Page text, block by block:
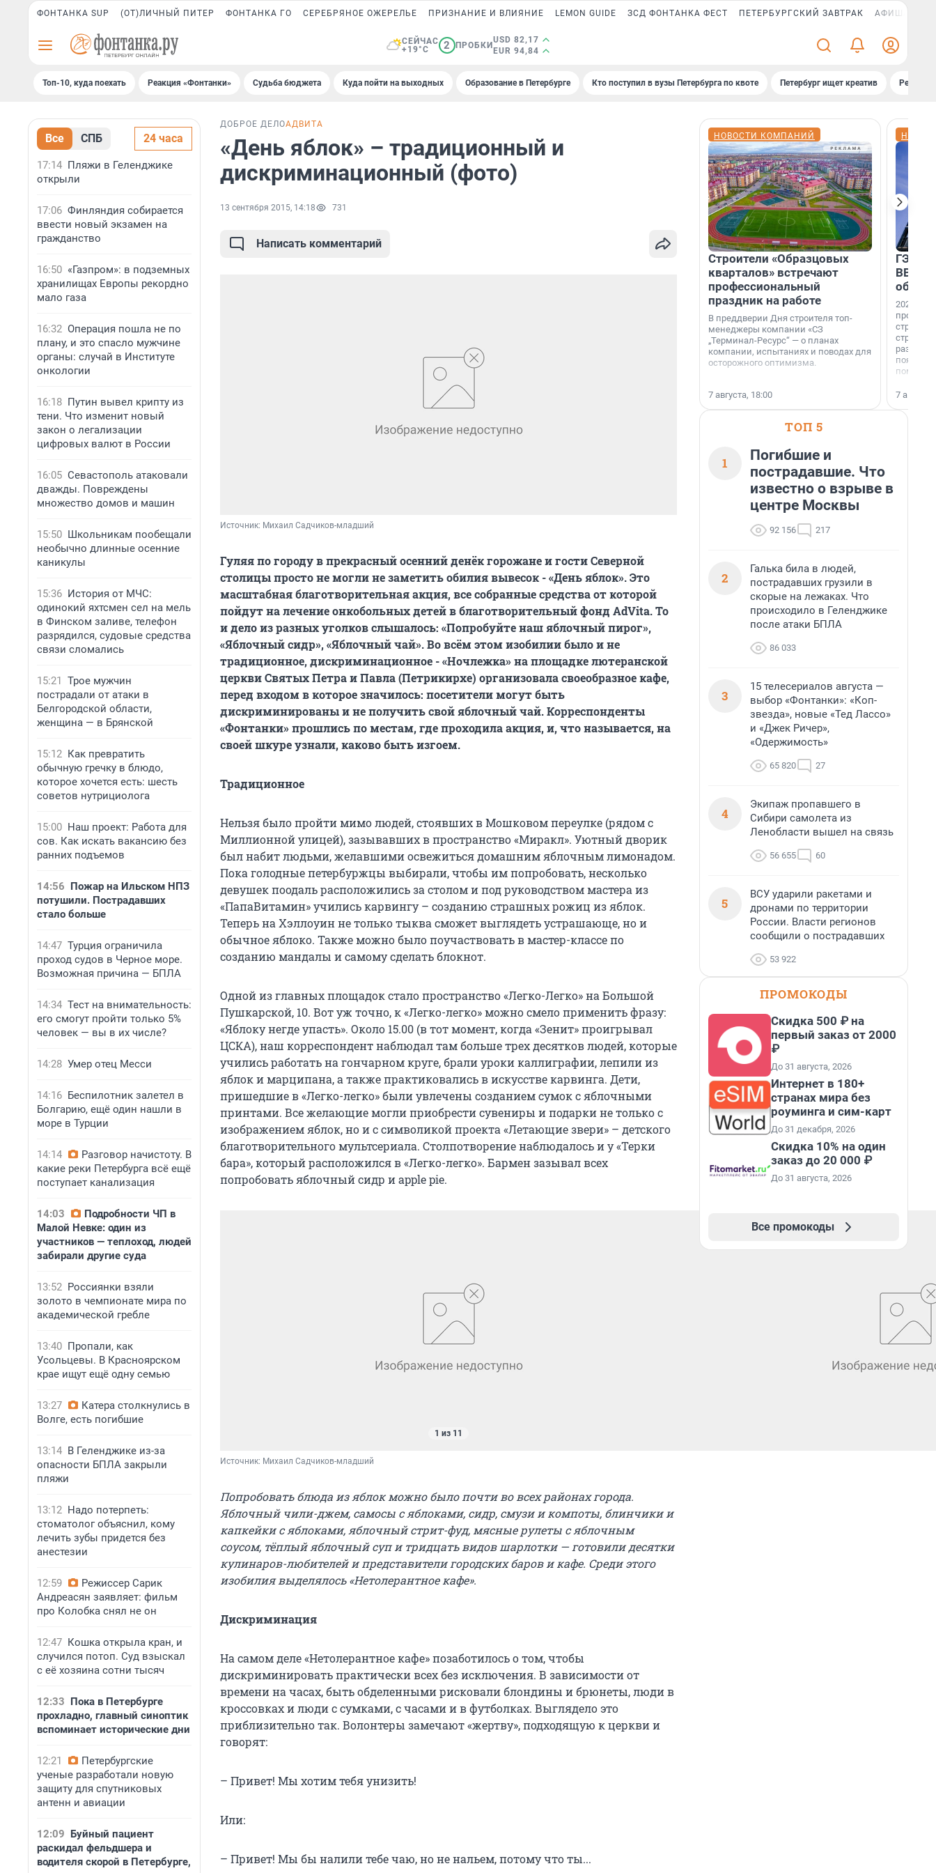
ФОНТАНКА SUP (ОТ)ЛИЧНЫЙ ПИТЕР ФОНТАНКА ГО СЕРЕБРЯНОЕ ОЖЕРЕЛЬЕ ПРИЗНАНИЕ И ВЛИЯНИЕ LEMON GUIDE ЗСД ФОНТАНКА ФЕСТ ПЕТЕРБУРГСКИЙ ЗАВТРАК АФИША PLUS
СЕЙЧАС
+19°C
2 ПРОБКИ
USD 82,17
EUR 94,84
Топ-10, куда поехать Реакция «Фонтанки» Судьба бюджета Куда пойти на выходных Образование в Петербурге Кто поступил в вузы Петербурга по квоте Петербург ищет креатив
Все СПБ 24 часа
17:14 Пляжи в Геленджике
открыли
17:06 Финляндия собирается
ввести новый экзамен на
гражданство
16:50 «Газпром»: в подземных
хранилищах Европы рекордно
мало газа
16:32 Операция пошла не по
плану, и это спасло мужчине
органы: случай в Институте
онкологии
16:18 Путин вывел крипту из
тени. Что изменит новый
закон о легализации
цифровых валют в России
16:05 Севастополь атаковали
дважды. Повреждены
множество домов и машин
15:50 Школьникам пообещали
необычно длинные осенние
каникулы
15:36 История от МЧС:
одинокий яхтсмен сел на мель
в Финском заливе, телефон
разрядился, судовые средства
связи сломались
15:21 Трое мужчин
пострадали от атаки в
Белгородской области,
женщина — в Брянской
15:12 Как превратить
обычную гречку в блюдо,
которое хочется есть: шесть
советов нутрициолога
15:00 Наш проект: Работа для
сов. Как искать вакансию без
ранних подъемов
14:56 Пожар на Ильском НПЗ
потушили. Пострадавших
стало больше
14:47 Турция ограничила
проход судов в Черное море.
Возможная причина — БПЛА
14:34 Тест на внимательность:
его смогут пройти только 5%
человек — вы в их числе?
14:28 Умер отец Месси
14:16 Беспилотник залетел в
Болгарию, ещё один нашли в
море в Турции
14:14
Разговор начистоту. В
какие реки Петербурга всё ещё
поступает канализация
14:03
Подробности ЧП в
Малой Невке: один из
участников — теплоход, людей
забирали другие суда
13:52 Россиянки взяли
золото в чемпионате мира по
академической гребле
13:40 Пропали, как
Усольцевы. В Красноярском
крае ищут ещё одну семью
13:27
Катера столкнулись в
Волге, есть погибшие
13:14 В Геленджике из-за
опасности БПЛА закрыли
пляжи
13:12 Надо потерпеть:
стоматолог объяснил, кому
лечить зубы придется без
анестезии
12:59
Режиссер Сарик
Андреасян заявляет: фильм
про Колобка снял не он
12:47 Кошка открыла кран, и
случился потоп. Суд взыскал
с её хозяина сотни тысяч
12:33 Пока в Петербурге
прохладно, главный синоптик
вспоминает исторические дни
12:21
Петербургские
ученые разработали новую
защиту для спутниковых
антенн и авиации
12:09 Буйный пациент
раскидал фельдшера и
водителя скорой в Петербурге,
ДОБРОЕ ДЕЛОАДВИТА
«День яблок» – традиционный и
дискриминационный (фото)
13 сентября 2015, 14:18 731
Написать комментарий
Источник: Михаил Садчиков-младший
Гуляя по городу в прекрасный осенний денёк горожане и гости Северной
столицы просто не могли не заметить обилия вывесок - «День яблок». Это
масштабная благотворительная акция, все собранные средства от которой
пойдут на лечение онкобольных детей в благотворительный фонд AdVita. То
и дело из разных уголков слышалось: «Попробуйте наш яблочный пирог»,
«Яблочный сидр», «Яблочный чай». Во всём этом изобилии было и не
традиционное, дискриминационное - «Ночлежка» на площадке лютеранской
церкви Святых Петра и Павла (Петрикирхе) организовала своеобразное кафе,
перед входом в которое значилось: посетители могут быть
дискриминированы и не получить свой яблочный чай. Корреспонденты
«Фонтанки» прошлись по местам, где проходила акция, и, что называется, на
своей шкуре узнали, каково быть изгоем.
Традиционное
Нельзя было пройти мимо людей, стоявших в Мошковом переулке (рядом с
Миллионной улицей), зазывавших в пространство «Миракл». Уютный дворик
был набит людьми, желавшими освежиться домашним яблочным лимонадом.
Пока голодные петербуржцы выбирали, чтобы им попробовать, несколько
девушек поодаль расположились за столом и под руководством мастера из
«ПапаВитамин» учились карвингу – созданию страшных рожиц из яблок.
Теперь на Хэллоуин не только тыква сможет выглядеть устрашающе, но и
обычное яблоко. Также можно было поучаствовать в мастер-классе по
созданию мандалы и самому сделать блокнот.
Одной из главных площадок стало пространство «Легко-Легко» на Большой
Пушкарской, 10. Вот уж точно, к «Легко-легко» можно смело применить фразу:
«Яблоку негде упасть». Около 15.00 (в тот момент, когда «Зенит» проигрывал
ЦСКА), наш корреспондент наблюдал там больше трех десятков людей, которые
учились работать на гончарном круге, брали уроки каллиграфии, лепили из
яблок и марципана, а также практиковались в искусстве карвинга. Дети,
пришедшие в «Легко-легко» были увлечены созданием сумок с яблочными
принтами. Все желающие могли приобрести сувениры и подарки не только с
изображением яблок, но и с символикой проекта «Летающие звери» – детского
благотворительного мультсериала. Столпотворение наблюдалось и у «Терки
бара», который расположился в «Легко-легко». Бармен зазывал всех
попробовать яблочный сидр и apple pie.
1 из 11
Источник: Михаил Садчиков-младший
Попробовать блюда из яблок можно было почти во всех районах города.
Яблочный чили-джем, самосы с яблоками, сидр, смузи и компоты, блинчики и
капкейки с яблоками, яблочный стрит-фуд, мясные рулеты с яблочным
соусом, тёплый яблочный суп и тридцать видов шарлотки — готовили десятки
кулинаров-любителей и представители городских баров и кафе. Среди этого
изобилия выделялось «Нетолерантное кафе».
Дискриминация
На самом деле «Нетолерантное кафе» позаботилось о том, чтобы
дискриминировать практически всех без исключения. В зависимости от
времени на часах, быть обделенными рисковали блондины и брюнеты, люди в
кроссовках и люди с сумками, с часами и в футболках. Выглядело это
приблизительно так. Волонтеры замечают «жертву», подходящую к церкви и
говорят:
– Привет! Мы хотим тебя унизить!
Или:
– Привет! Мы бы налили тебе чаю, но не нальем, потому что ты...
НОВОСТИ КОМПАНИЙ
Строители «Образцовых
кварталов» встречают
профессиональный
праздник на работе
В преддверии Дня строителя топ-
менеджеры компании «СЗ
„Терминал-Ресурс“ — о планах
компании, испытаниях и поводах для
осторожного оптимизма.
7 августа, 18:00
ГЭС,
ВВП: в
об
2026-й —
раз. В
7
ТОП 5
1
Погибшие и
пострадавшие. Что
известно о взрыве в
центре Москвы
92 156 217
2
Галька била в людей,
пострадавших грузили в
скорые на лежаках. Что
происходило в Геленджике
после атаки БПЛА
86 033
3
15 телесериалов августа —
выбор «Фонтанки»: «Коп-
звезда», новые «Тед Лассо»
и «Джек Ричер»,
«Одержимость»
65 820 27
4
Экипаж пропавшего в
Сибири самолета из
Ленобласти вышел на связь
56 655 60
5
ВСУ ударили ракетами и
дронами по территории
России. Власти регионов
сообщили о пострадавших
53 922
ПРОМОКОДЫ
Скидка 500 ₽ на
первый заказ от 2000
₽
До 31 августа, 2026
Интернет в 180+
странах мира без
роуминга и сим-карт
До 31 декабря, 2026
Скидка 10% на один
заказ до 20 000 ₽
До 31 августа, 2026
Все промокоды